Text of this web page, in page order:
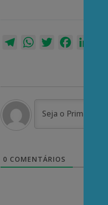
TelegramWhatsAppTwitterFacebook
0 COMENTÁRIOS